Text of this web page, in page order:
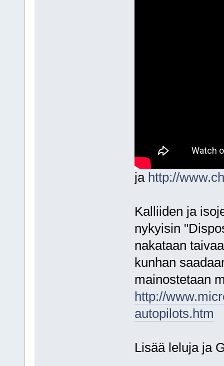
ja http://
Kalliiden ja
nykyisin
nakataan
kunhan
mainostetaan
http://
autopilots.htm
Lisää leluja ja